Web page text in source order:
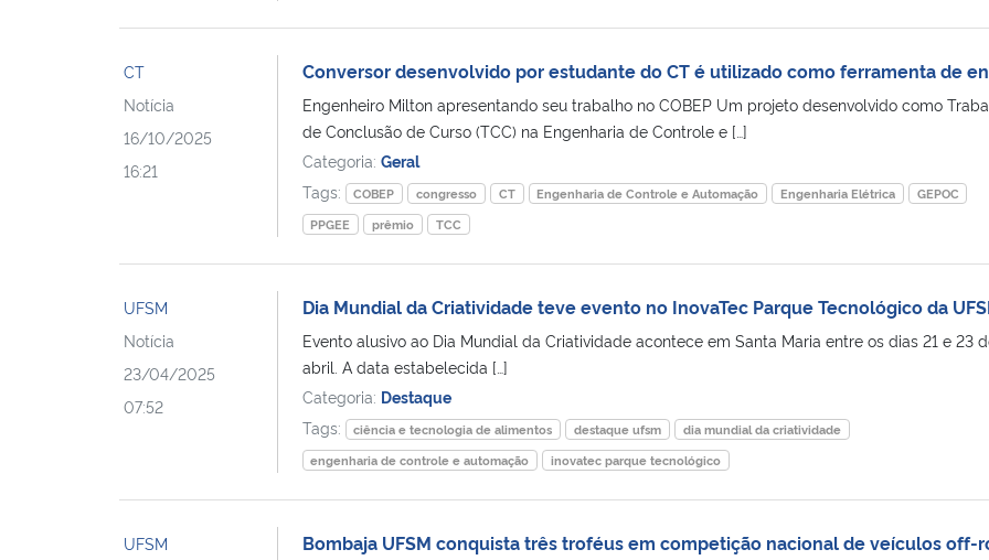
CT
Notícia
16/10/2025
16:21
Conversor desenvolvido por estudante do CT é utilizado como ferramenta de
Engenheiro Milton apresentando seu trabalho no COBEP Um projeto desenvolvido como
de Conclusão de Curso (TCC) na Engenharia de Controle e […]
Categoria: Geral
Tags:
COBEP congresso CT Engenharia de Controle e Automação Engenharia Elétrica
GEPOC
PPGEE
prêmio TCC
UFSM
Notícia
23/04/2025
07:52
Dia Mundial da Criatividade teve evento no InovaTec Parque Tecnológico da
Evento alusivo ao Dia Mundial da Criatividade acontece em Santa Maria entre os dias 21 e 23
abril. A data estabelecida […]
Categoria: Destaque
Tags:
ciência e tecnologia de alimentos destaque ufsm
dia mundial da criatividade
engenharia de controle e automação
inovatec parque tecnológico
UFSM
Bombaja UFSM conquista três troféus em competição nacional de veículos off-